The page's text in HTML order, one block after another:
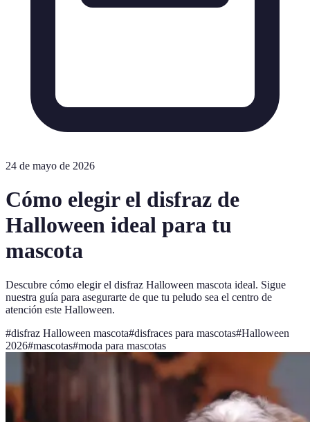
24 de mayo de 2026
Cómo elegir el disfraz de
Halloween ideal para tu
mascota
Descubre cómo elegir el disfraz Halloween mascota ideal. Sigue
nuestra guía para asegurarte de que tu peludo sea el centro de
atención este Halloween.
#disfraz Halloween mascota#disfraces para mascotas#Halloween
2026#mascotas#moda para mascotas